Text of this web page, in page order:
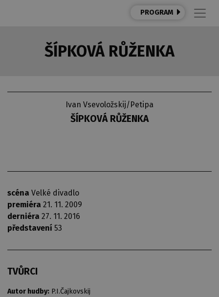
PROGRAM
ŠÍPKOVÁ RŮŽENKA
Ivan Vsevoložskij/Petipa
ŠÍPKOVÁ RŮŽENKA
scéna Velké divadlo
premiéra 21. 11. 2009
derniéra 27. 11. 2016
představení 53
TVŮRCI
Autor hudby: P.I.Čajkovskij